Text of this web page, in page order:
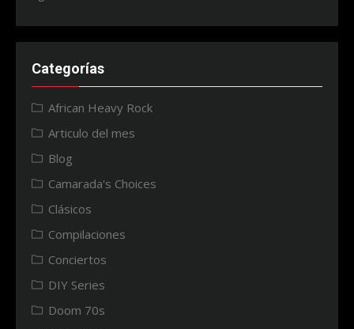
Categorías
African Heavy Rock
Articulo del mes
Blog
Camarada's Choices
Clásicos
Compilaciones
Conciertos
DIY Series
Doom 70s